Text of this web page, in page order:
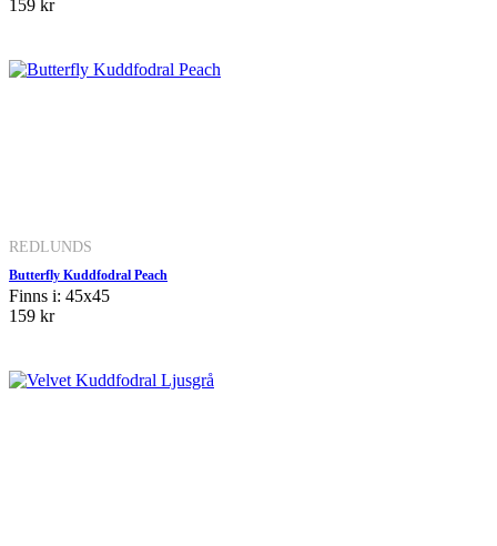
159 kr
REDLUNDS
Butterfly Kuddfodral Peach
Finns i: 45x45
159 kr